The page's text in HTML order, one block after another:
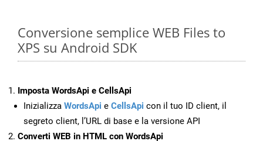
Conversione semplice WEB Files to
XPS su Android SDK
Imposta WordsApi e CellsApi
Inizializza WordsApi e CellsApi con il tuo ID client, il
segreto client, l’URL di base e la versione API
Converti WEB in HTML con WordsApi